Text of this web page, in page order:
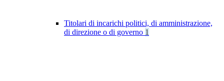
Titolari di incarichi politici, di amministrazione,
di direzione o di governo 1